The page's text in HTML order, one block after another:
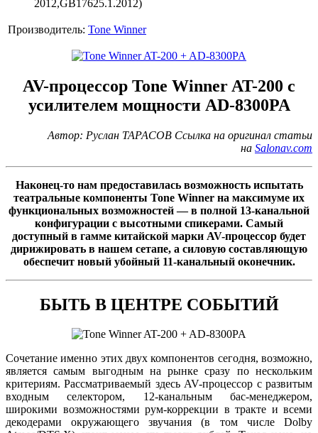
2012,GB17625.1.2012)
Производитель: Tone Winner
AV-процессор Tone Winner AT-200 с
усилителем мощности AD-8300PA
Автор: Руслан ТАРАСОВ Ссылка на оригинал статьи
на Salonav.com
Наконец-то нам предоставилась возможность испытать
театральные компоненты Tone Winner на максимуме их
функциональных возможностей — в полной 13-канальной
конфигурации с высотными спикерами. Самый
доступный в гамме китайской марки AV-процессор будет
дирижировать в нашем сетапе, а силовую составляющую
обеспечит новый убойный 11-канальный оконечник.
БЫТЬ В ЦЕНТРЕ СОБЫТИЙ
Сочетание именно этих двух компонентов сегодня, возможно,
является самым выгодным на рынке сразу по нескольким
критериям. Рассматриваемый здесь AV-процессор с развитым
входным селектором, 12-канальным бас-менеджером,
широкими возможностями рум-коррекции в тракте и всеми
декодерами окружающего звучания (в том числе Dolby